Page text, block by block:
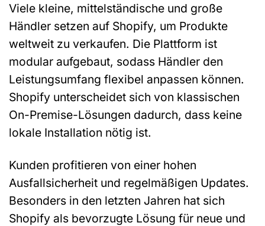
Viele kleine, mittelständische und große
Händler setzen auf Shopify, um Produkte
weltweit zu verkaufen. Die Plattform ist
modular aufgebaut, sodass Händler den
Leistungsumfang flexibel anpassen können.
Shopify unterscheidet sich von klassischen
On-Premise-Lösungen dadurch, dass keine
lokale Installation nötig ist.
Kunden profitieren von einer hohen
Ausfallsicherheit und regelmäßigen Updates.
Besonders in den letzten Jahren hat sich
Shopify als bevorzugte Lösung für neue und